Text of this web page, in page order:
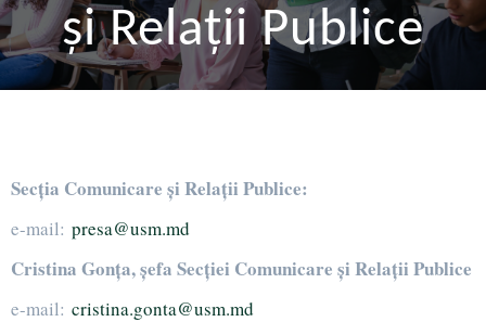
și Relații Publice
Secția Comunicare și Relații Publice:
e-mail: presa@usm.md
Cristina Gonța, șefa Secției Comunicare și Relații Publice
e-mail: cristina.gonta@usm.md